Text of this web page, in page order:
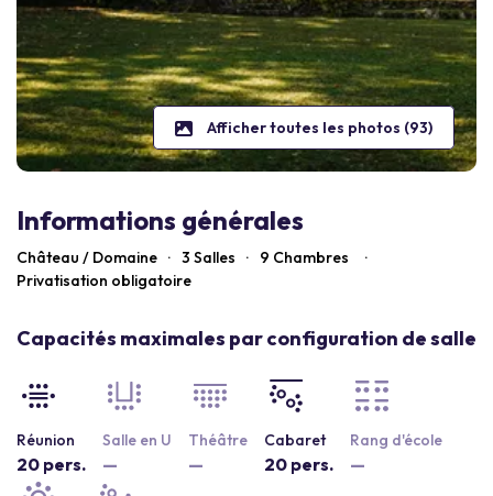
Afficher toutes les photos (93)
Informations générales
Château / Domaine · 3 Salles · 9 Chambres
·
Privatisation obligatoire
Capacités maximales par configuration de salle
Réunion
20 pers.
Salle en U
—
Théâtre
—
Cabaret
20 pers.
Rang d'école
—